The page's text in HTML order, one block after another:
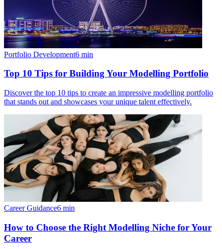
Portfolio Development6 min
Top 10 Tips for Building Your Modelling Portfolio
Discover the top 10 tips to create an impressive modelling portfolio
that stands out and showcases your unique talent effectively.
Career Guidance6 min
How to Choose the Right Modelling Niche for Your
Career